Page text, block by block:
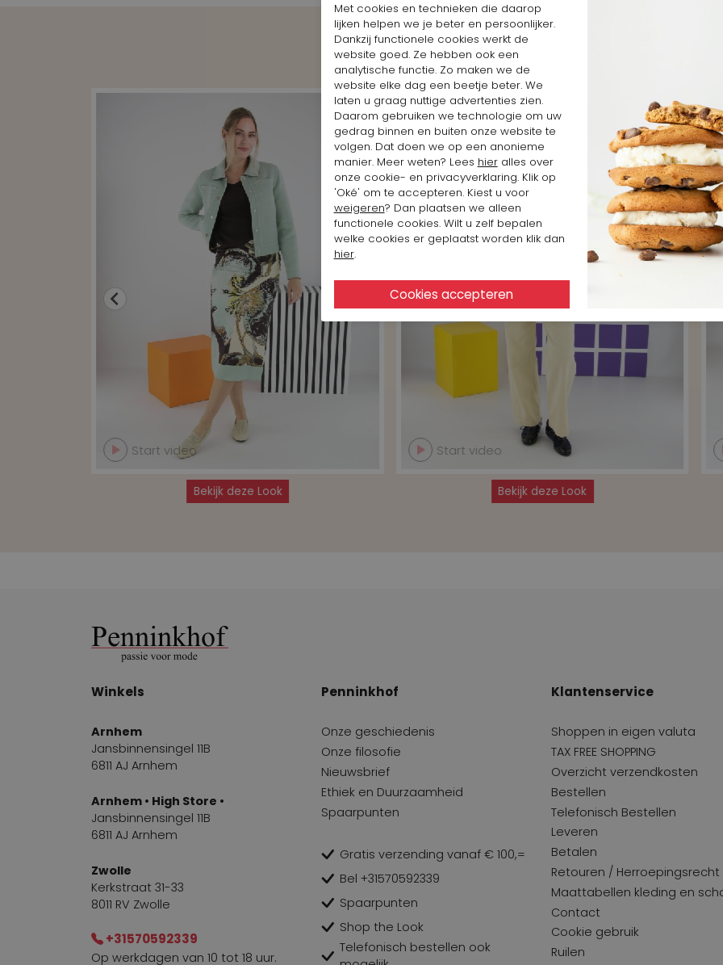
Shop the Look
Start video
Bekijk deze Look
Start video
Bekijk deze Look
Winkels
Arnhem
Jansbinnensingel 11B
6811 AJ Arnhem
Arnhem • High Store •
Jansbinnensingel 11B
6811 AJ Arnhem
Zwolle
Kerkstraat 31-33
8011 RV Zwolle
+31570592339
Op werkdagen van 10 tot 18 uur.
Penninkhof
Onze geschiedenis
Onze filosofie
Nieuwsbrief
Ethiek en Duurzaamheid
Spaarpunten
Gratis verzending vanaf € 100,=
Bel +31570592339
Spaarpunten
Shop the Look
Telefonisch bestellen ook
Klantenservice
Shoppen in eigen valuta
TAX FREE SHOPPING
Overzicht verzendkosten
Bestellen
Telefonisch Bestellen
Leveren
Betalen
Retouren / Herroepingsrecht
Maattabellen kleding en
Contact
Cookie gebruik
Ruilen
Met cookies en technieken die daarop
lijken helpen we je beter en persoonlijker.
Dankzij functionele cookies werkt de
website goed. Ze hebben ook een
analytische functie. Zo maken we de
website elke dag een beetje beter. We
laten u graag nuttige advertenties zien.
Daarom gebruiken we technologie om uw
gedrag binnen en buiten onze website te
volgen. Dat doen we op een anonieme
manier. Meer weten? Lees hieralles over
onze cookie- en privacyverklaring. Klik op
'Oké' om te accepteren. Kiest u voor
weigeren? Dan plaatsen we alleen
functionele cookies. Wilt u zelf bepalen
welke cookies er geplaatst worden klik dan
hier.